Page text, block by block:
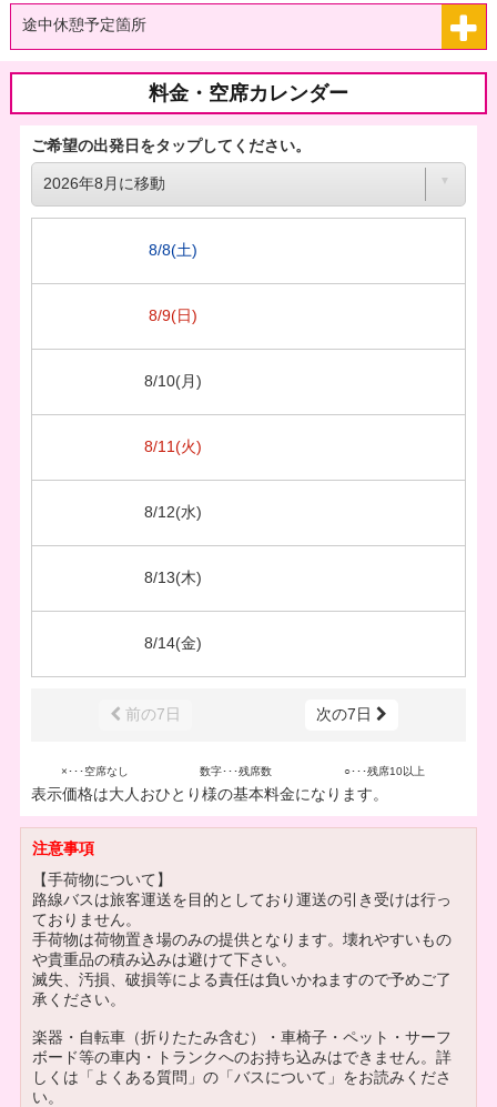
途中休憩予定箇所
料金・空席カレンダー
ご希望の出発日をタップしてください。
8/8(土)
8/9(日)
8/10(月)
8/11(火)
8/12(水)
8/13(木)
8/14(金)
前の7日 次の7日
×･･･空席なし 数字･･･残席数 ○･･･残席10以上
表示価格は大人おひとり様の基本料金になります。
注意事項
【手荷物について】
路線バスは旅客運送を目的としており運送の引き受けは行っ
ておりません。
手荷物は荷物置き場のみの提供となります。壊れやすいもの
や貴重品の積み込みは避けて下さい。
滅失、汚損、破損等による責任は負いかねますので予めご了
承ください。
楽器・自転車（折りたたみ含む）・車椅子・ペット・サーフ
ボード等の車内・トランクへのお持ち込みはできません。詳
しくは「よくある質問」の「バスについて」をお読みくださ
い。